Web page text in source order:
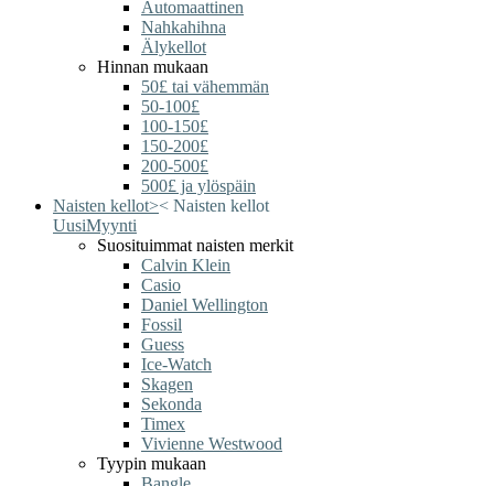
Automaattinen
Nahkahihna
Älykellot
Hinnan mukaan
50£ tai vähemmän
50-100£
100-150£
150-200£
200-500£
500£ ja ylöspäin
Naisten kellot>< Naisten kellot
UusiMyynti
Suosituimmat naisten merkit
Calvin Klein
Casio
Daniel Wellington
Fossil
Guess
Ice-Watch
Skagen
Sekonda
Timex
Vivienne Westwood
Tyypin mukaan